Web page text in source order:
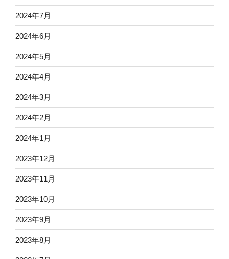
2024年7月
2024年6月
2024年5月
2024年4月
2024年3月
2024年2月
2024年1月
2023年12月
2023年11月
2023年10月
2023年9月
2023年8月